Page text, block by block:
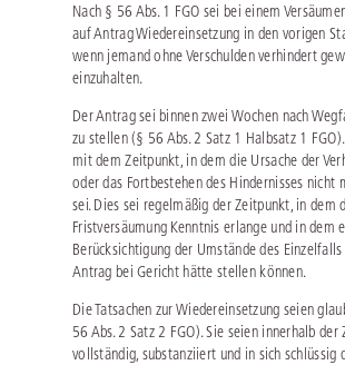
Nach § 56 Abs. 1 FGO sei bei einem
auf Antrag Wiedereinsetzung in den vorigen
wenn jemand ohne Verschulden verhindert
einzuhalten.
Der Antrag sei binnen zwei Wochen nach
zu stellen (§ 56 Abs. 2 Satz 1 Halbsatz 1
mit dem Zeitpunkt, in dem die Ursache der
oder das Fortbestehen des Hindernisses nicht
sei. Dies sei regelmäßig der Zeitpunkt, in dem
Fristversäumung Kenntnis erlange und in dem
Berücksichtigung der Umstände des
Antrag bei Gericht hätte stellen können.
Die Tatsachen zur Wiedereinsetzung seien
56 Abs. 2 Satz 2 FGO). Sie seien innerhalb
vollständig, substanziiert und in sich schlüssig